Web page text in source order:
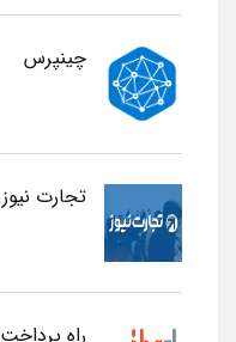
چینپرس
تجارت نیوز
راه پرداخت